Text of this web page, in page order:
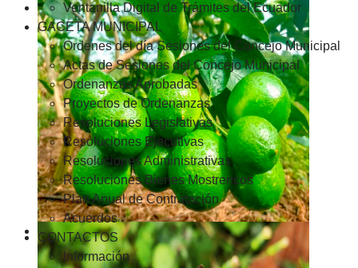
Ventanilla Digital de Trámites del Ecuador
GACETA MUNICIPAL
Ordenes del día Sesiones del Concejo Municipal
Actas de Sesiones del Concejo Municipal
Ordenanzas Aprobadas
Proyectos de Ordenanzas
Resoluciones Legislativas
Resoluciones Ejecutivas
Resoluciones Administrativas
Resoluciones Bienes Mostrencos
Plan Anual de Contratación
Acuerdos
CONTACTOS
Información